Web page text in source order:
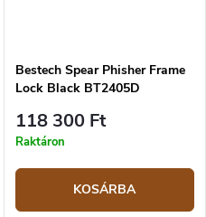
Bestech Spear Phisher Frame
Lock Black BT2405D
118 300 Ft
Raktáron
KOSÁRBA